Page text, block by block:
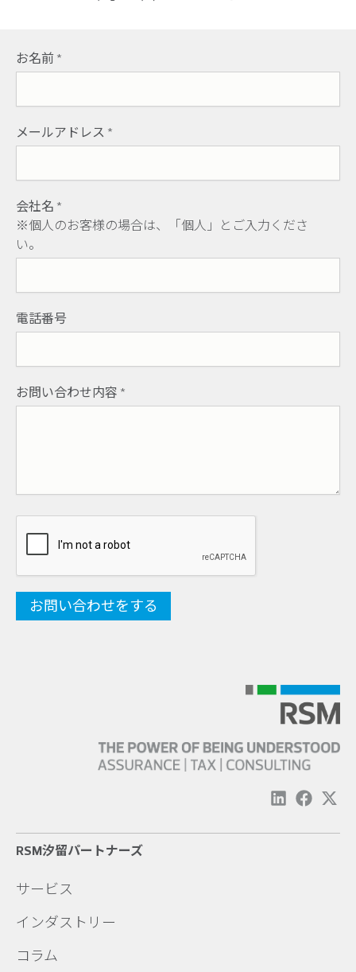
お名前 *
メールアドレス *
会社名 *
※個人のお客様の場合は、「個人」とご入力くださ
い。
電話番号
お問い合わせ内容 *
RSM汐留パートナーズ
サービス
インダストリー
コラム